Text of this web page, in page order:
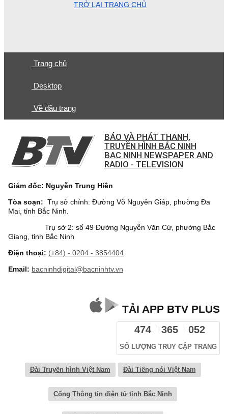
TRỞ LẠI TRANG CHỦ
Trang chủ
Desktop
Về đầu trang
BÁO VÀ PHÁT THANH,
TRUYỀN HÌNH BẮC NINH
BAC NINH NEWSPAPER AND
RADIO - TELEVISION
Giám đốc: Nguyễn Trung Hiền
Tòa soạn: Trụ sở chính: Đường Võ Nguyên Giáp, phường Đa
Mai, tỉnh Bắc Ninh.
Trụ sở 2: số 49 Đường Nguyễn Văn Cừ, phường Bắc
Giang, tỉnh Bắc Ninh
Điện thoại: (+84) - 0204 - 3854404
Email: bacninhdigital@bacninhtv.vn
TẢI APP BTV PLUS
474 365 052
SỐ LƯỢNG TRUY CẬP TRANG
Đài Truyền hình Việt Nam Đài Tiếng nói Việt Nam
Cổng Thông tin điện tử tỉnh Bắc Ninh